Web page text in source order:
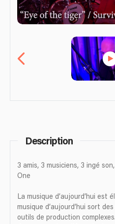
Description
3 amis, 3 musiciens, 3 ingé
One
La musique d’aujourd’hui est
musique d’aujourd’hui sort
outils de production